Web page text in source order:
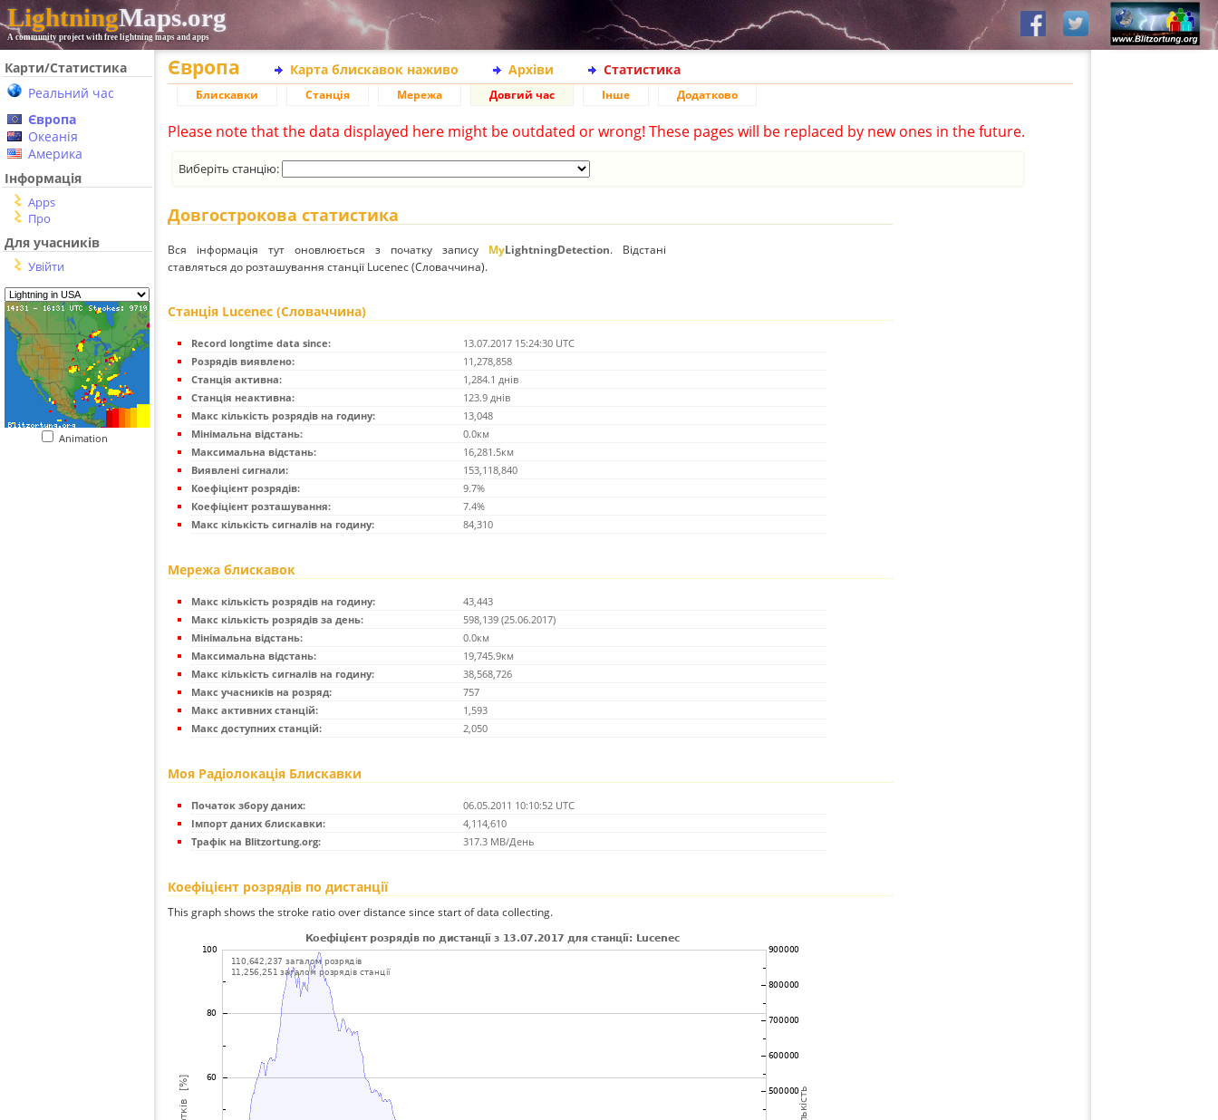
LightningMaps.org
A community project with free lightning maps and apps
Карти/Статистика
Реальний час
Європа
Океанія
Америка
Інформація
Apps
Про
Для учасників
Увійти
Animation
Європа Карта блискавок наживо Архіви Статистика
Блискавки Станція Мережа Довгий час Інше Додатково
Please note that the data displayed here might be outdated or wrong! These pages will be replaced by new ones in the future.
Виберіть станцію:
Довгострокова статистика
Вся інформація тут оновлюється з початку запису MyLightningDetection. Відстані
ставляться до розташування станції Lucenec (Словаччина).
Станція Lucenec (Словаччина)
Record longtime data since:
13.07.2017 15:24:30 UTC
Розрядів виявлено:
11,278,858
Станція активна:
1,284.1 днів
Станція неактивна:
123.9 днів
Макс кількість розрядів на годину:
13,048
Мінімальна відстань:
0.0км
Максимальна відстань:
16,281.5км
Виявлені сигнали:
153,118,840
Коефіцієнт розрядів:
9.7%
Коефіцієнт розташування:
7.4%
Макс кількість сигналів на годину:
84,310
Мережа блискавок
Макс кількість розрядів на годину:
43,443
Макс кількість розрядів за день:
598,139 (25.06.2017)
Мінімальна відстань:
0.0км
Максимальна відстань:
19,745.9км
Макс кількість сигналів на годину:
38,568,726
Макс учасників на розряд:
757
Макс активних станцій:
1,593
Макс доступних станцій:
2,050
Моя Радіолокація Блискавки
Початок збору даних:
06.05.2011 10:10:52 UTC
Імпорт даних блискавки:
4,114,610
Трафік на Blitzortung.org:
317.3 MB/День
Коефіцієнт розрядів по дистанції
This graph shows the stroke ratio over distance since start of data collecting.